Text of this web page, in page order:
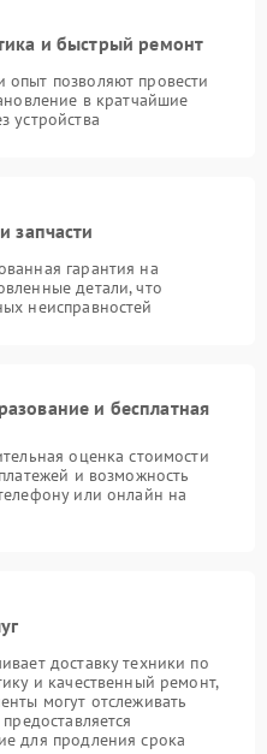
и быстрый ремонт
позволяют провести
в кратчайшие
устройства
запчасти
гарантия на
детали, что
неисправностей
и бесплатная
оценка стоимости
и возможность
или онлайн на
доставку техники по
и качественный ремонт,
могут отслеживать
для продления срока